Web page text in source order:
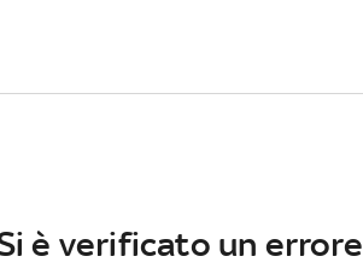
è verificato un errore